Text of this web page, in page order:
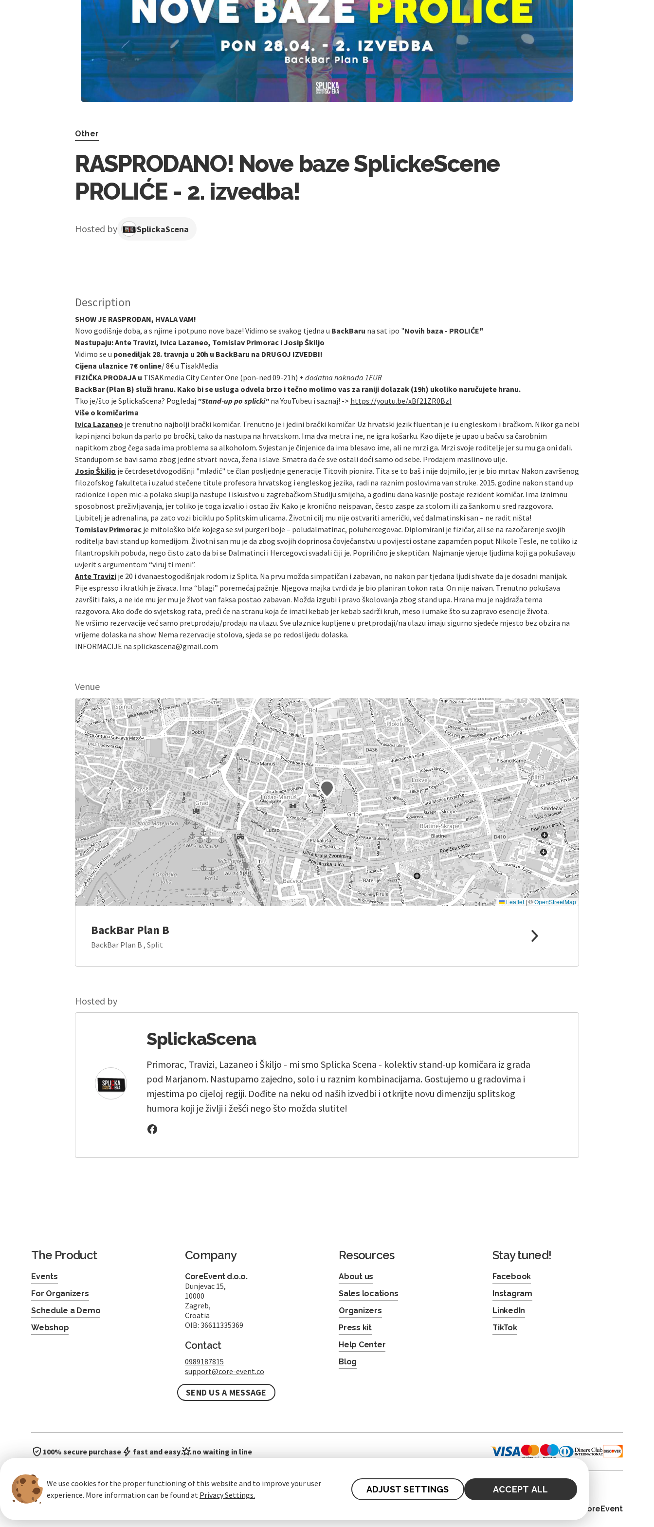
Other
RASPRODANO! Nove baze SplickeScene
PROLIĆE - 2. izvedba!
Hosted by SplickaScena
Description
SHOW JE RASPRODAN, HVALA VAM!
Novo godišnje doba, a s njime i potpuno nove baze! Vidimo se svakog tjedna u BackBaru na sat ipo "Novih baza - PROLIĆE"
Nastupaju: Ante Travizi, Ivica Lazaneo, Tomislav Primorac i Josip Škiljo
Vidimo se u ponediljak 28. travnja u 20h u BackBaru na DRUGOJ IZVEDBI!
Cijena ulaznice 7€ online/8€ u TisakMedia
FIZIČKA PRODAJA u TISAKmedia City Center One (pon-ned 09-21h) + dodatna naknada 1EUR
BackBar (Plan B) služi hranu. Kako bi se usluga odvela brzo i tečno molimo vas za raniji dolazak (19h) ukoliko naručujete hranu.
Tko je/što je SplickaScena? Pogledaj "Stand-up po splicki" na YouTubeu i saznaj! -> https://youtu.be/xBf21ZR0BzI
Više o komičarima
Ivica Lazaneo je trenutno najbolji brački komičar. Trenutno je i jedini brački komičar. Uz hrvatski jezik fluentan je i u engleskom i bračkom. Nikor ga nebi
kapi njanci bokun da parlo po bročki, tako da nastupa na hrvatskom. Ima dva metra i ne, ne igra košarku. Kao dijete je upao u bačvu sa čarobnim
napitkom zbog čega sada ima problema sa alkoholom. Svjestan je činjenice da ima blesavo ime, ali ne mrzi ga. Mrzi svoje roditelje jer su mu ga oni dali.
Standupom se bavi samo zbog jedne stvari: novca, žena i slave. Smatra da će sve ostali doći samo od sebe. Prodajem maslinovo ulje.
Josip Škiljo je četrdesetdvogodišnji "mladić" te član posljednje generacije Titovih pionira. Tita se to baš i nije dojmilo, jer je bio mrtav. Nakon završenog
filozofskog fakulteta i uzalud stečene titule profesora hrvatskog i engleskog jezika, radi na raznim poslovima van struke. 2015. godine nakon stand up
radionice i open mic-a polako skuplja nastupe i iskustvo u zagrebačkom Studiju smijeha, a godinu dana kasnije postaje rezident komičar. Ima iznimnu
sposobnost preživljavanja, jer toliko je toga izvalio i ostao živ. Kako je kronično neispavan, često zaspe za stolom ili za šankom u sred razgovora.
Ljubitelj je adrenalina, pa zato vozi biciklu po Splitskim ulicama. Životni cilj mu nije ostvariti američki, već dalmatinski san – ne radit ništa!
Tomislav Primorac je mitološko biće kojega se svi purgeri boje – poludalmatinac, poluhercegovac. Diplomirani je fizičar, ali se na razočarenje svojih
roditelja bavi stand up komedijom. Životni san mu je da zbog svojih doprinosa čovječanstvu u povijesti ostane zapamćen poput Nikole Tesle, ne toliko iz
filantropskih pobuda, nego čisto zato da bi se Dalmatinci i Hercegovci svađali čiji je. Poprilično je skeptičan. Najmanje vjeruje ljudima koji ga pokušavaju
uvjerit s argumentom “viruj ti meni”.
Ante Travizi je 20 i dvanaestogodišnjak rodom iz Splita. Na prvu možda simpatičan i zabavan, no nakon par tjedana ljudi shvate da je dosadni manijak.
Pije espresso i kratkih je živaca. Ima “blagi” poremećaj pažnje. Njegova majka tvrdi da je bio planiran tokon rata. On nije naivan. Trenutno pokušava
završiti faks, a ne ide mu jer mu je život van faksa postao zabavan. Možda izgubi i pravo školovanja zbog stand upa. Hrana mu je najdraža tema
razgovora. Ako dođe do svjetskog rata, preći će na stranu koja će imati kebab jer kebab sadrži kruh, meso i umake što su zapravo esencije života.
Ne vršimo rezervacije već samo pretprodaju/prodaju na ulazu. Sve ulaznice kupljene u pretprodaji/na ulazu imaju sigurno sjedeće mjesto bez obzira na
vrijeme dolaska na show. Nema rezervacije stolova, sjeda se po redoslijedu dolaska.
INFORMACIJE na splickascena@gmail.com
Venue
Leaflet | ©OpenStreetMap
BackBar Plan B
BackBar Plan B , Split
Hosted by
SplickaScena
Primorac, Travizi, Lazaneo i Škiljo - mi smo Splicka Scena - kolektiv stand-up komičara iz grada
pod Marjanom. Nastupamo zajedno, solo i u raznim kombinacijama. Gostujemo u gradovima i
mjestima po cijeloj regiji. Dođite na neku od naših izvedbi i otkrijte novu dimenziju splitskog
humora koji je življi i žešći nego što možda slutite!
We use cookies for the proper functioning of this website and to improve your user
experience. More information can be found at Privacy Settings.
ADJUST SETTINGS ACCEPT ALL
The Product
Events
For Organizers
Schedule a Demo
Webshop
Company
CoreEvent d.o.o.
Dunjevac 15,
10000
Zagreb,
Croatia
OIB: 36611335369
Contact
0989187815
support@core-event.co
SEND US A MESSAGE
Resources
About us
Sales locations
Organizers
Press kit
Help Center
Blog
Stay tuned!
Facebook
Instagram
LinkedIn
TikTok
100% secure purchase fast and easy no waiting in line
© 2026. CoreEvent